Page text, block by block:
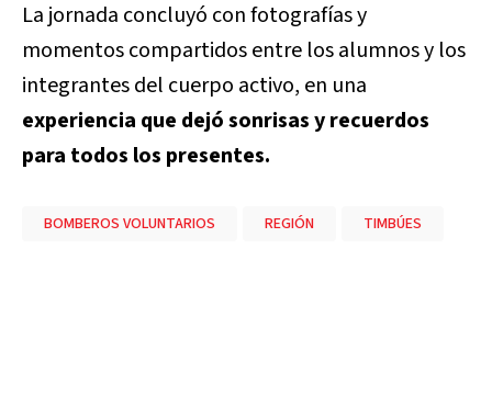
La jornada concluyó con fotografías y
momentos compartidos entre los alumnos y los
integrantes del cuerpo activo, en una
experiencia que dejó sonrisas y recuerdos
para todos los presentes.
BOMBEROS VOLUNTARIOS REGIÓN TIMBÚES